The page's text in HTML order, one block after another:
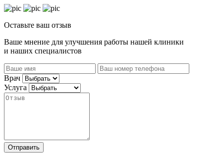
Оставьте ваш отзыв
Ваше мнение для улучшения работы нашей клиники
и наших специалистов
Врач
Услуга
Отправить